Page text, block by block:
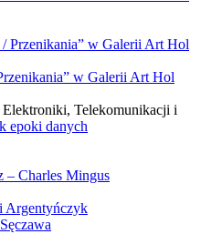
w Galerii Art Hol
Telekomunikacji i
epoki danych
– Charles Mingus
Argentyńczyk